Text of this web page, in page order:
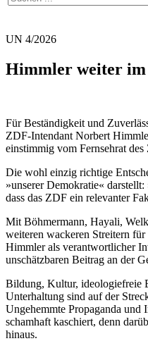
UN 4/2026
Himmler weiter
Für Beständigkeit und
ZDF-Intendant Norbert
einstimmig vom Fernsehrat des
Die wohl einzig richtige
»unserer Demokratie« darstellt:
dass das ZDF ein relevanter
Mit Böhmermann, Hayali,
weiteren wackeren Streitern
Himmlerals verantwortlicher
unschätzbaren Beitrag an der
Bildung, Kultur, ideologiefreie
Unterhaltung sind auf der
Ungehemmte Propaganda
schamhaft kaschiert, denn
hinaus.